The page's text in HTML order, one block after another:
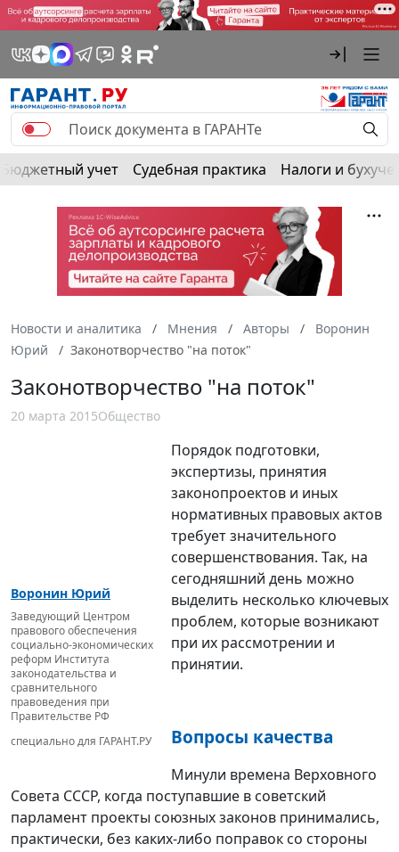
Бюджетный учет Судебная практика Налоги и
Новости и аналитика Мнения Авторы
Воронин
Юрий
Законотворчество "на поток"
Законотворчество "на поток"
20 марта 2015Общество
Воронин Юрий
Заведующий Центром
правового обеспечения
социально-экономических
реформ Института
законодательства и
сравнительного
правоведения при
Правительстве РФ
специально для ГАРАНТ.РУ
Порядок подготовки,
экспертизы, принятия
законопроектов и иных
нормативных правовых актов
требует значительного
совершенствования. Так, на
сегодняшний день можно
выделить несколько ключевых
проблем, которые возникают
при их рассмотрении и
принятии.
Вопросы качества
Минули времена Верховного
Совета СССР, когда поступавшие в советский
парламент проекты союзных законов принимались,
практически, без каких-либо поправок со стороны